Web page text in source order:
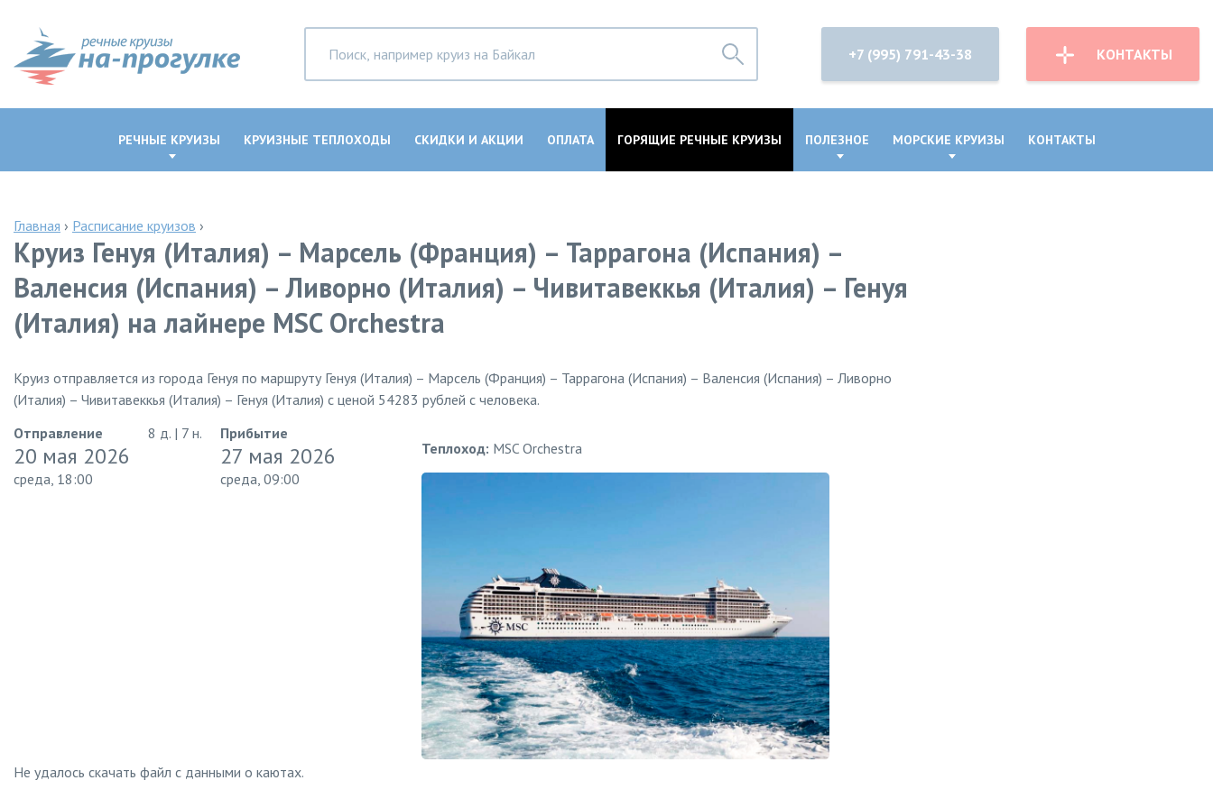
+7 (995) 791-43-38 КОНТАКТЫ
РЕЧНЫЕ КРУИЗЫ КРУИЗНЫЕ ТЕПЛОХОДЫ СКИДКИ И АКЦИИ ОПЛАТА ГОРЯЩИЕ РЕЧНЫЕ КРУИЗЫ ПОЛЕЗНОЕ МОРСКИЕ КРУИЗЫ КОНТАКТЫ
Главная › Расписание круизов ›
Круиз Генуя (Италия) – Марсель (Франция) – Таррагона (Испания) –
Валенсия (Испания) – Ливорно (Италия) – Чивитавеккья (Италия) – Генуя
(Италия) на лайнере MSC Orchestra
Круиз отправляется из города Генуя по маршруту Генуя (Италия) – Марсель (Франция) – Таррагона (Испания) – Валенсия (Испания) – Ливорно
(Италия) – Чивитавеккья (Италия) – Генуя (Италия) с ценой 54283 рублей с человека.
Отправление
20 мая 2026
среда, 18:00
8 д. | 7 н. Прибытие
27 мая 2026
среда, 09:00
Теплоход: MSC Orchestra
Не удалось скачать файл с данными о каютах.